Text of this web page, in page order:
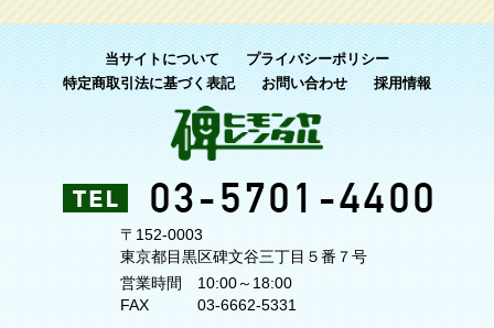
当サイトについて
プライバシーポリシー
特定商取引法に基づく表記
お問い合わせ 採用情報
〒152-0003
東京都目黒区碑文谷三丁目５番７号
営業時間
10:00～18:00
FAX
03-6662-5331